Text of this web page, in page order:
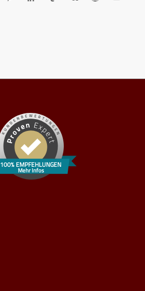
100% EMPFEHLUNGEN
Mehr Infos